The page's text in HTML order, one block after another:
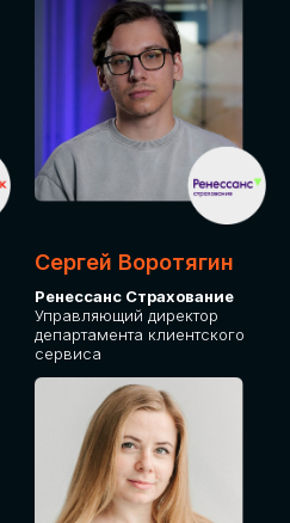
Сергей Воротягин
Ренессанс Страхование
Управляющий директор
департамента клиентского
сервиса